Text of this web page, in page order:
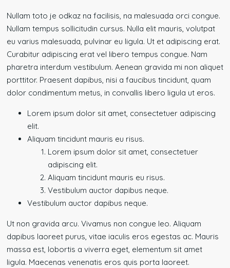
Nullam toto je odkaz na facilisis, na malesuada orci congue.
Nullam tempus sollicitudin cursus. Nulla elit mauris, volutpat
eu varius malesuada, pulvinar eu ligula. Ut et adipiscing erat.
Curabitur adipiscing erat vel libero tempus congue. Nam
pharetra interdum vestibulum. Aenean gravida mi non aliquet
porttitor. Praesent dapibus, nisi a faucibus tincidunt, quam
dolor condimentum metus, in convallis libero ligula ut eros.
Lorem ipsum dolor sit amet, consectetuer adipiscing
elit.
Aliquam tincidunt mauris eu risus.
Lorem ipsum dolor sit amet, consectetuer
adipiscing elit.
Aliquam tincidunt mauris eu risus.
Vestibulum auctor dapibus neque.
Vestibulum auctor dapibus neque.
Ut non gravida arcu. Vivamus non congue leo. Aliquam
dapibus laoreet purus, vitae iaculis eros egestas ac. Mauris
massa est, lobortis a viverra eget, elementum sit amet
ligula. Maecenas venenatis eros quis porta laoreet.